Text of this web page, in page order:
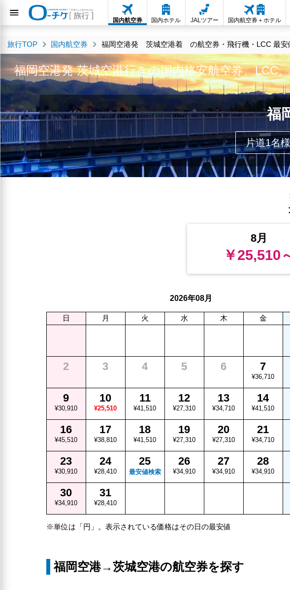
国内航空券 国内ホテル JALツアー 国内航空券＋ホテル
旅行TOP 国内航空券 福岡空港発 茨城空港着 の航空券・飛行機・LCC 最安
福岡空港発 茨城空港行きの国内格安航空券、LCC
福
片道1名
8月
￥25,510
2026年08月
日 月 火 水 木 金
2 3 4 5 6 7
¥36,710
9
¥30,910
10
¥25,510
11
¥41,510
12
¥27,310
13
¥34,710
14
¥41,510
16
¥45,510
17
¥38,810
18
¥41,510
19
¥27,310
20
¥27,310
21
¥34,710
23
¥30,910
24
¥28,410
25
最安値検索
26
¥34,910
27
¥34,910
28
¥34,910
30
¥34,910
31
¥28,410
※単位は「円」。表示されている価格はその日の最安値
福岡空港→茨城空港の航空券を探す